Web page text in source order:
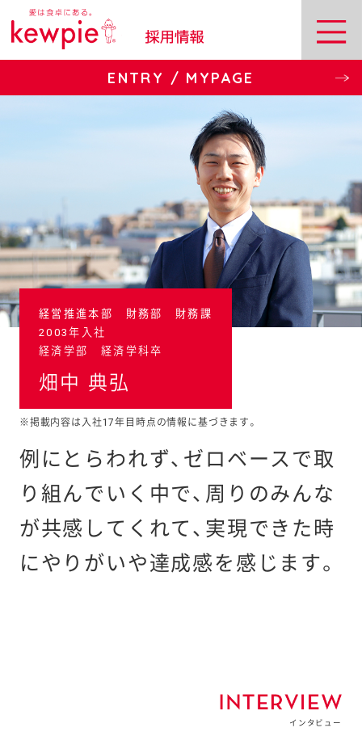
ENTRY / MYPAGE
例にとらわれず、 ゼロベースで取
り組んでいく中で、 周りのみんな
が共感してくれて、 実現できた時
にやりがいや達成感を感じます。
経営推進本部 財務部 財務課
2003年入社
経済学部 経済学科卒
畑中 典弘
※掲載内容は入社17年目時点の情報に基づきます。
インタビュー